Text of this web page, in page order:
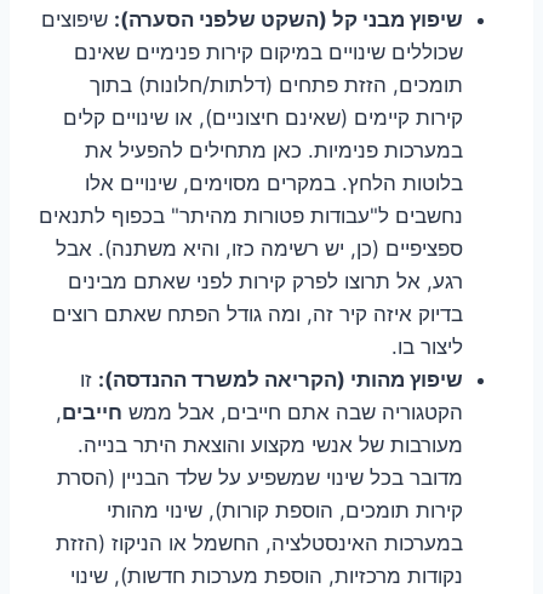
שיפוץ מבני קל (השקט שלפני הסערה): שיפוצים
שכוללים שינויים במיקום קירות פנימיים שאינם
תומכים, הזזת פתחים (דלתות/חלונות) בתוך
קירות קיימים (שאינם חיצוניים), או שינויים קלים
במערכות פנימיות. כאן מתחילים להפעיל את
בלוטות הלחץ. במקרים מסוימים, שינויים אלו
נחשבים ל"עבודות פטורות מהיתר" בכפוף לתנאים
ספציפיים (כן, יש רשימה כזו, והיא משתנה). אבל
רגע, אל תרוצו לפרק קירות לפני שאתם מבינים
בדיוק איזה קיר זה, ומה גודל הפתח שאתם רוצים
ליצור בו.
שיפוץ מהותי (הקריאה למשרד ההנדסה): זו
הקטגוריה שבה אתם חייבים, אבל ממש חייבים,
מעורבות של אנשי מקצוע והוצאת היתר בנייה.
מדובר בכל שינוי שמשפיע על שלד הבניין (הסרת
קירות תומכים, הוספת קורות), שינוי מהותי
במערכות האינסטלציה, החשמל או הניקוז (הזזת
נקודות מרכזיות, הוספת מערכות חדשות), שינוי